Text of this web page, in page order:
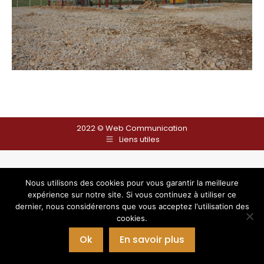
2022 © Web Communication
Liens utiles
Nous utilisons des cookies pour vous garantir la meilleure
expérience sur notre site. Si vous continuez à utiliser ce
dernier, nous considérerons que vous acceptez l'utilisation des
cookies.
Ok En savoir plus